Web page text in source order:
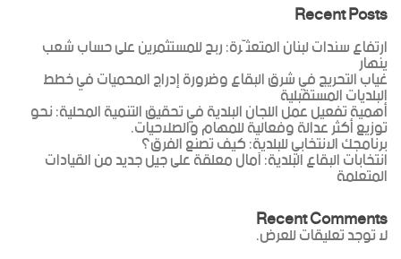
Recent Posts
ارتفاع سندات لبنان المتعثّرة: ربح للمستثمرين على حساب شعب
ينهار
غياب التحريج في شرق البقاع وضرورة إدراج المحميات في خطط
البلديات المستقبلية
أهمية تفعيل عمل اللجان البلدية في تحقيق التنمية المحلية: نحو
توزيع أكثر عدالة وفعالية للمهام والصلاحيات.
برنامجك الانتخابي للبلدية: كيف تصنع الفرق؟
انتخابات البقاع البلدية: آمال معلقة على جيل جديد من القيادات
المتعلمة
Recent Comments
لا توجد تعليقات للعرض.